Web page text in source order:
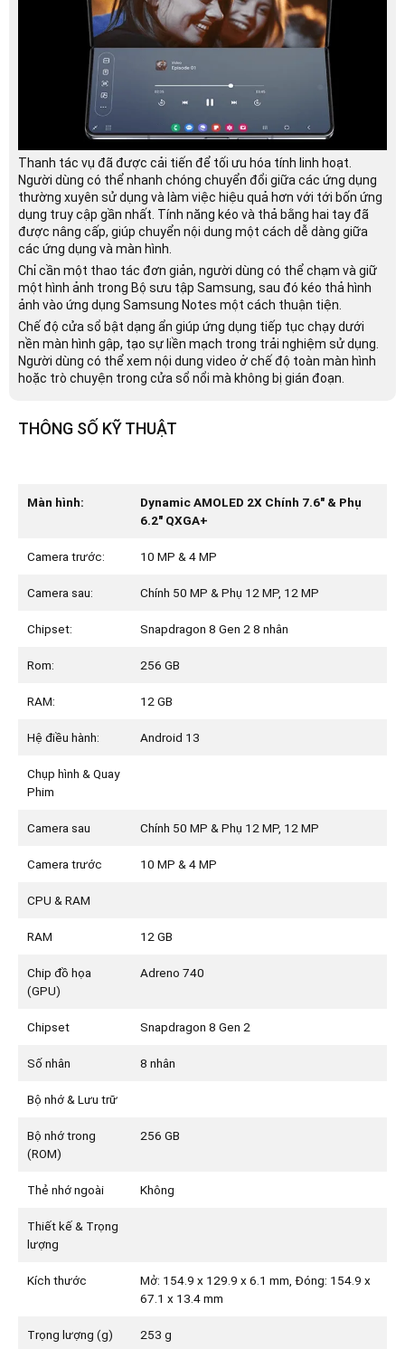
Thanh tác vụ đã được cải tiến để tối ưu hóa tính linh hoạt.
Người dùng có thể nhanh chóng chuyển đổi giữa các ứng dụng
thường xuyên sử dụng và làm việc hiệu quả hơn với tới bốn ứng
dụng truy cập gần nhất. Tính năng kéo và thả bằng hai tay đã
được nâng cấp, giúp chuyển nội dung một cách dễ dàng giữa
các ứng dụng và màn hình.
Chỉ cần một thao tác đơn giản, người dùng có thể chạm và giữ
một hình ảnh trong Bộ sưu tập Samsung, sau đó kéo thả hình
ảnh vào ứng dụng Samsung Notes một cách thuận tiện.
Chế độ cửa sổ bật dạng ẩn giúp ứng dụng tiếp tục chạy dưới
nền màn hình gập, tạo sự liền mạch trong trải nghiệm sử dụng.
Người dùng có thể xem nội dung video ở chế độ toàn màn hình
hoặc trò chuyện trong cửa sổ nổi mà không bị gián đoạn.
THÔNG SỐ KỸ THUẬT
Màn hình:
Dynamic AMOLED 2X Chính 7.6" & Phụ
6.2" QXGA+
Camera trước: 10 MP & 4 MP
Camera sau: Chính 50 MP & Phụ 12 MP, 12 MP
Chipset: Snapdragon 8 Gen 2 8 nhân
Rom: 256 GB
RAM: 12 GB
Hệ điều hành: Android 13
Chụp hình & Quay
Phim
Camera sau Chính 50 MP & Phụ 12 MP, 12 MP
Camera trước 10 MP & 4 MP
CPU & RAM
RAM 12 GB
Chip đồ họa
(GPU)
Adreno 740
Chipset Snapdragon 8 Gen 2
Số nhân 8 nhân
Bộ nhớ & Lưu trữ
Bộ nhớ trong
(ROM)
256 GB
Thẻ nhớ ngoài Không
Thiết kế & Trọng
lượng
Kích thước
Mở: 154.9 x 129.9 x 6.1 mm, Đóng: 154.9 x
67.1 x 13.4 mm
Trọng lượng (g) 253 g